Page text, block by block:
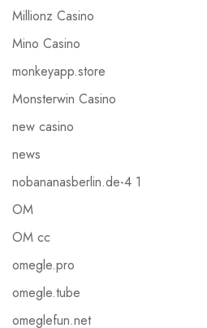
Millionz Casino
Mino Casino
monkeyapp.store
Monsterwin Casino
new casino
news
nobananasberlin.de-4 1
OM
OM cc
omegle.pro
omegle.tube
omeglefun.net